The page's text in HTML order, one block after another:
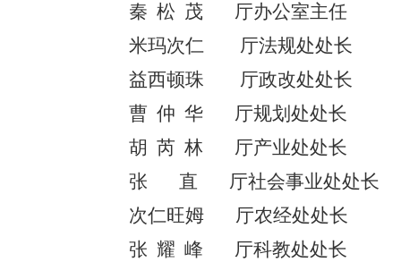
秦 松 茂
厅办公室主任
米玛次仁
厅法规处处长
益西顿珠
厅政改处处长
曹 仲 华
厅规划处处长
胡 芮 林 厅产业处处长
张
直
厅社会事业处处长
次仁旺姆
厅农经处处长
张 耀 峰 厅科教处处长